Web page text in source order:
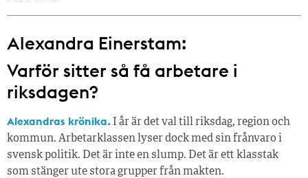
Alexandra Einerstam:
Varför sitter så få ­arbetare i
riksdagen?
Alexandras krönika. I år är det val till riksdag, region och
kommun. Arbetarklassen lyser dock med sin frånvaro i
svensk politik. Det är inte en slump. Det är ett klasstak
som stänger ute stora grupper från makt­en.